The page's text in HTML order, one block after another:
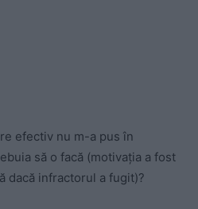
efectiv nu m-a pus în
să o facă (motivația a fost
dacă infractorul a fugit)?